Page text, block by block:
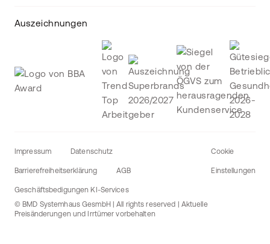
Auszeichnungen
Impressum Datenschutz
Barrierefreiheitserklärung AGB
Geschäftsbedigungen KI-Services
Cookie
Einstellungen
© BMD Systemhaus GesmbH | All rights reserved | Aktuelle
Preisänderungen und Irrtümer vorbehalten